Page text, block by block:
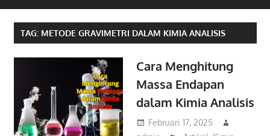
TAG: METODE GRAVIMETRI DALAM KIMIA ANALISIS
Cara Menghitung
Massa Endapan
dalam Kimia Analisis
Februari 17, 2025